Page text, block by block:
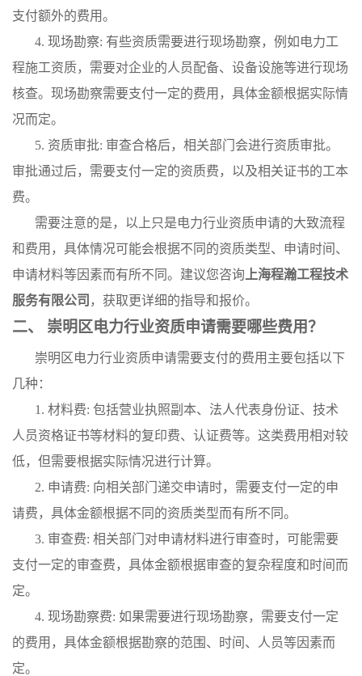
支付额外的费用。
4. 现场勘察: 有些资质需要进行现场勘察，例如电力工
程施工资质，需要对企业的人员配备、设备设施等进行现场
核查。现场勘察需要支付一定的费用，具体金额根据实际情
况而定。
5. 资质审批: 审查合格后，相关部门会进行资质审批。
审批通过后，需要支付一定的资质费，以及相关证书的工本
费。
需要注意的是，以上只是电力行业资质申请的大致流程
和费用，具体情况可能会根据不同的资质类型、申请时间、
申请材料等因素而有所不同。建议您咨询 上海程瀚工程技术
服务有限公司 ，获取更详细的指导和报价。
二、 崇明区电力行业资质申请需要哪些费用？
崇明区电力行业资质申请需要支付的费用主要包括以下
几种：
1. 材料费: 包括营业执照副本、法人代表身份证、技术
人员资格证书等材料的复印费、认证费等。这类费用相对较
低，但需要根据实际情况进行计算。
2. 申请费: 向相关部门递交申请时，需要支付一定的申
请费，具体金额根据不同的资质类型而有所不同。
3. 审查费: 相关部门对申请材料进行审查时，可能需要
支付一定的审查费，具体金额根据审查的复杂程度和时间而
定。
4. 现场勘察费: 如果需要进行现场勘察，需要支付一定
的费用，具体金额根据勘察的范围、时间、人员等因素而
定。